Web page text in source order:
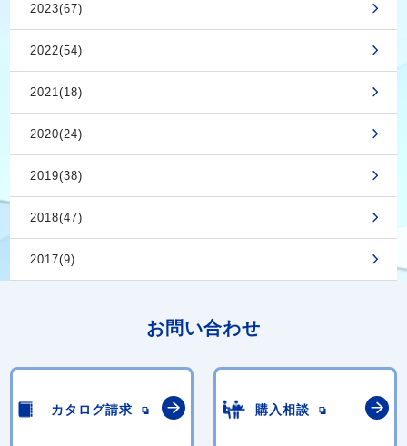
2023(67)
2022(54)
2021(18)
2020(24)
2019(38)
2018(47)
2017(9)
お問い合わせ
カタログ請求 購入相談